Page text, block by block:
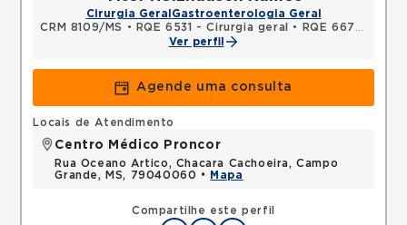
Cirurgia Geral Gastroenterologia Geral
CRM 8109/MS
• RQE 6531 - Cirurgia geral •
RQE 6676 - Cirurgia do aparelho digestivo
Ver perfil
Agende uma consulta
Compartilhe este perfil
Locais de Atendimento
Centro Médico Proncor
Rua Oceano Artico, Chacara Cachoeira, Campo
Grande, MS, 79040060 •
Mapa